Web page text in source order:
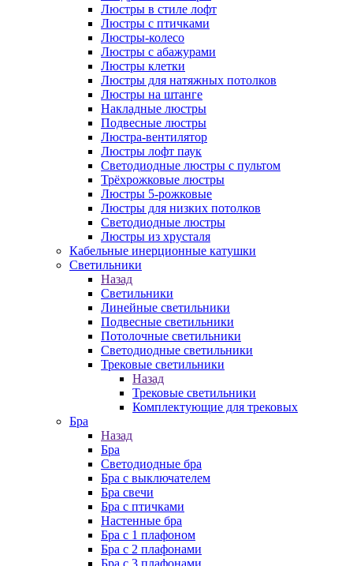
Люстры в стиле лофт
Люстры с птичками
Люстры-колесо
Люстры с абажурами
Люстры клетки
Люстры для натяжных потолков
Люстры на штанге
Накладные люстры
Подвесные люстры
Люстра-вентилятор
Люстры лофт паук
Светодиодные люстры с пультом
Трёхрожковые люстры
Люстры 5-рожковые
Люстры для низких потолков
Cветодиодные люстры
Люстры из хрусталя
Кабельные инерционные катушки
Светильники
Назад
Светильники
Линейные светильники
Подвесные светильники
Потолочные светильники
Светодиодные светильники
Трековые светильники
Назад
Трековые светильники
Комплектующие для трековых
Бра
Назад
Бра
Светодиодные бра
Бра с выключателем
Бра свечи
Бра с птичками
Настенные бра
Бра с 1 плафоном
Бра с 2 плафонами
Бра с 3 плафонами